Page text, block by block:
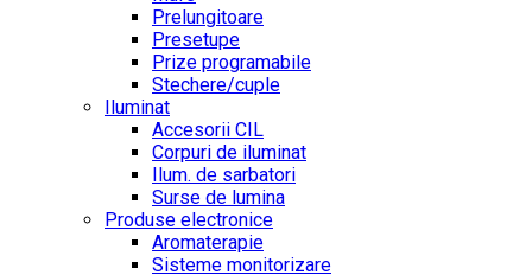
Prelungitoare
Presetupe
Prize programabile
Stechere/cuple
Iluminat
Accesorii CIL
Corpuri de iluminat
Ilum. de sarbatori
Surse de lumina
Produse electronice
Aromaterapie
Sisteme monitorizare